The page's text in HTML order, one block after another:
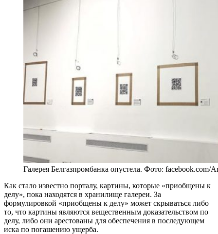
Галерея Белгазпромбанка опустела. Фото: facebook.com/
Как стало известно порталу, картины, которые «приобщены к
делу», пока находятся в хранилище галереи. За
формулировкой «приобщены к делу» может скрываться либо
то, что картины являются вещественным доказательством по
делу, либо они арестованы для обеспечения в последующем
иска по погашению ущерба.